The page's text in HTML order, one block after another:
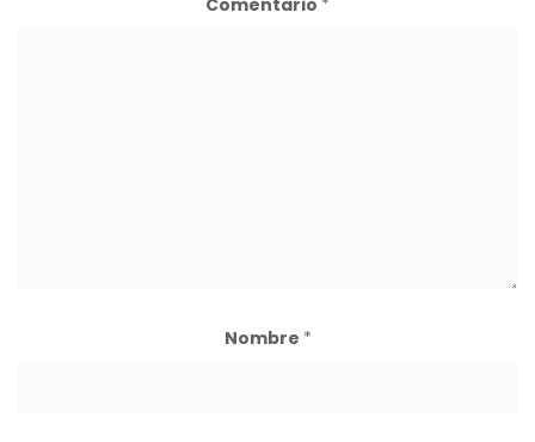
Nombre *